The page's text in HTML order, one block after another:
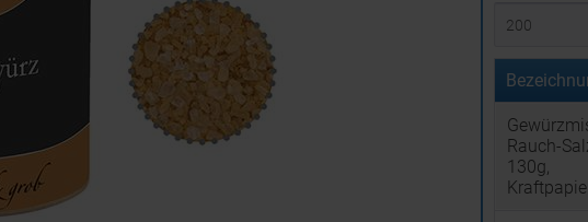
Rauch-
130g,